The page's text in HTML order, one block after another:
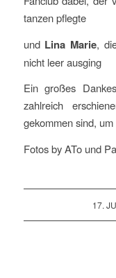
tanzen pflegte
und Lina Marie,
nicht leer ausging
Ein großes
zahlreich
gekommen sind,
Fotos by ATo und
17. /